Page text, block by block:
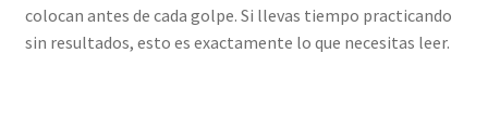
colocan antes de cada golpe. Si llevas tiempo practicando
sin resultados, esto es exactamente lo que necesitas leer.